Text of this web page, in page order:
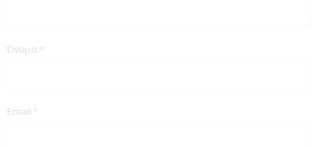
Όνομα *
Email *